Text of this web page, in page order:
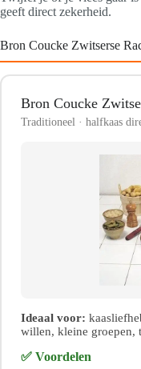
geeft direct zekerheid.
Bron Coucke Zwitserse
Bron Coucke
Traditioneel · halfkaas
Ideaal voor:
willen, kleine groepen,
✅ Voordelen